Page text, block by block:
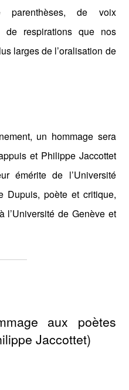
parenthèses, de voix
de respirations que nos
larges de l’oralisation de
un hommage sera
et Philippe Jaccottet
émérite de l’Université
Dupuis, poète et critique,
l’Université de Genève et
aux poètes
Jaccottet)